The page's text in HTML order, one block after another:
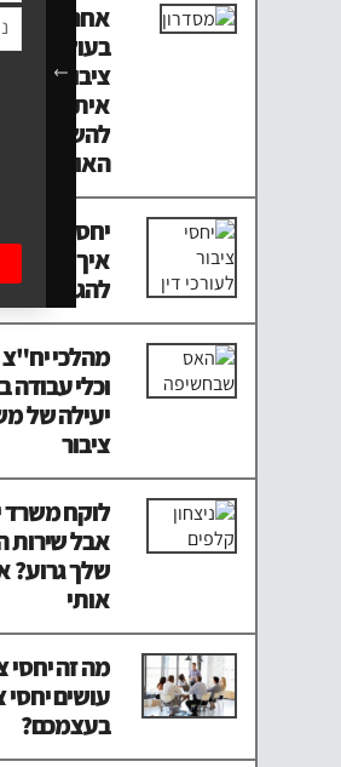
אחריות
בעולם של
ציבור. מה
איתה? כמה
להשתמש
יחסי ציבור
איך עורך דין
להגיע
מהלכי
וכלי עבודה
יעילה של
ציבור
לוקח
אבל שירות
שלך גרוע?
אותי
מה זה יחסי
עושים יחסי
בעצמכם?